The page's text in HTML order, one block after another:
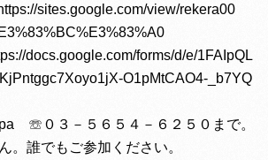
sites.google.com/view/rekera00
docs.google.com/forms/d/e/1FAIpQL
O1pMtCAO4-_b7YQ
☏０３－５６５４－６２５０まで。
。誰でもご参加ください。